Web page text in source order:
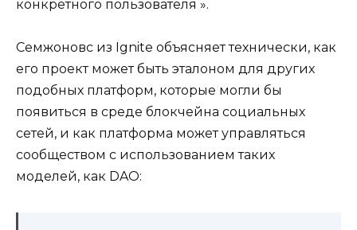
конкретного пользователя ».
Семжоновс из Ignite объясняет технически, как
его проект может быть эталоном для других
подобных платформ, которые могли бы
появиться в среде блокчейна социальных
сетей, и как платформа может управляться
сообществом с использованием таких
моделей, как DAO: